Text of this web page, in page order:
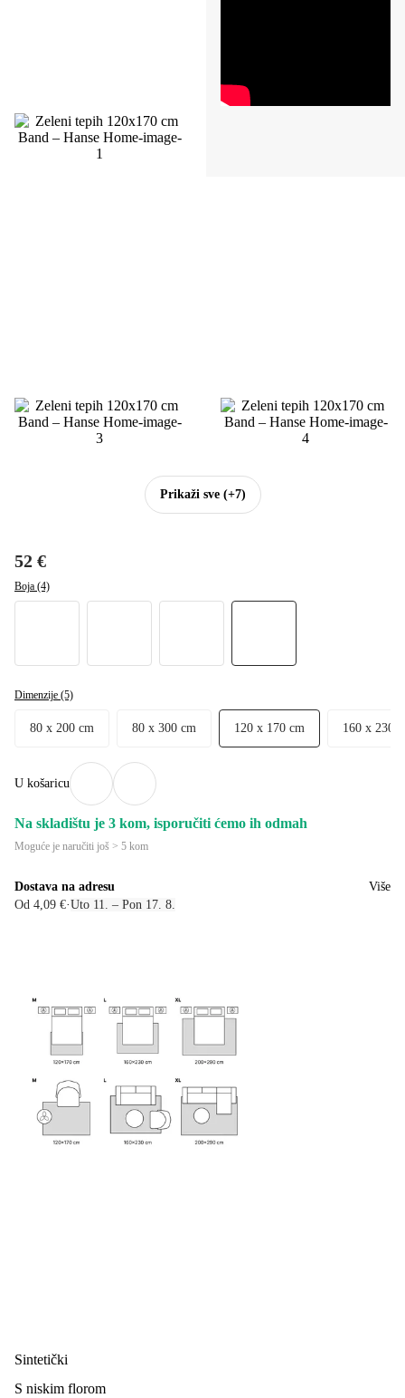
Prikaži sve(+7)
52 €
Boja (4)
Dimenzije (5)
80 x 200 cm 80 x 300 cm 120 x 170 cm 160 x 230
U košaricu
Na skladištu je 3 kom, isporučiti ćemo ih odmah
Moguće je naručiti još > 5 kom
Dostava na adresu
Od 4,09 €·Uto 11. – Pon 17. 8.
Više
Sintetički
S niskim florom